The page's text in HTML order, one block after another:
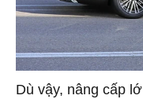
Dù vậy, nâng cấp